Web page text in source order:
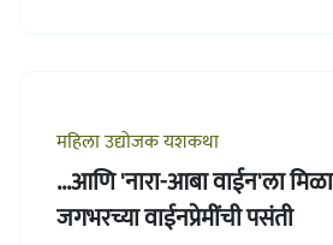
महिला उद्योजक यशकथा
...आणि 'नारा-आबा वाईन'ला
जगभरच्या वाईनप्रेमींची पसंती